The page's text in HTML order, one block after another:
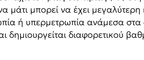
μάτι μπορεί να έχει μεγαλύτερη
ή υπερμετρωπία ανάμεσα στα
δημιουργείται διαφορετικού